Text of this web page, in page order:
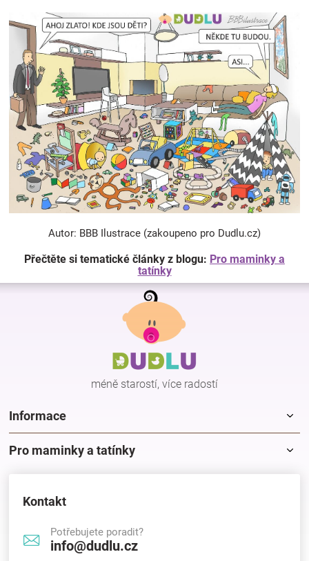
Autor: BBB Ilustrace (zakoupeno pro Dudlu.cz)
Přečtěte si tematické články z blogu: Pro maminky a
tatínky
Z
méně starostí, více radostí
Informace
Pro maminky a tatínky
Kontakt
Potřebujete poradit?
info@dudlu.cz